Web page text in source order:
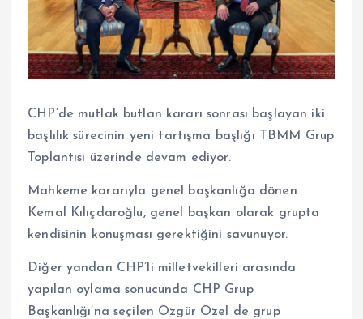
CHP’de mutlak butlan kararı sonrası başlayan iki
başlılık sürecinin yeni tartışma başlığı TBMM Grup
Toplantısı üzerinde devam ediyor.
Mahkeme kararıyla genel başkanlığa dönen
Kemal Kılıçdaroğlu, genel başkan olarak grupta
kendisinin konuşması gerektiğini savunuyor.
Diğer yandan CHP’li milletvekilleri arasında
yapılan oylama sonucunda CHP Grup
Başkanlığı’na seçilen Özgür Özel de grup